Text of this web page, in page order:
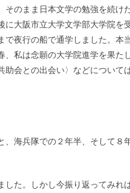
のまま日本文学の勉強を続け
大阪市立大学文学部大学院を
夜行の船で通学しました。本
私は念願の大学院進学を果た
会との出会い〉などについて
海兵隊での２年半、そして８
た。しかし今振り返ってみれ